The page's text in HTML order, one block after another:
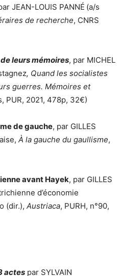
JEAN-LOUIS PANNÉ (a/s
de recherche, CNRS
leurs mémoires, par MICHEL
, Quand les socialistes
guerres. Mémoires et
PUR, 2021, 478p, 32€)
de gauche, par GILLES
À la gauche du gaullisme,
avant Hayek, par GILLES
d’économie
(dir.), Austriaca, PURH, n°90,
actes par SYLVAIN